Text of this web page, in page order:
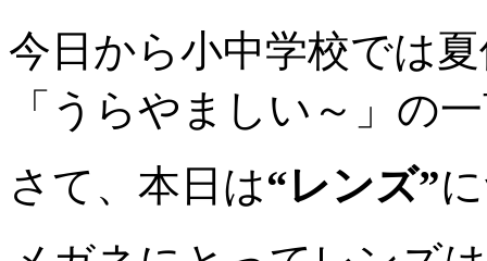
今日から小中学校では
「うらやましい～」の
さて、本日は“レンズ”